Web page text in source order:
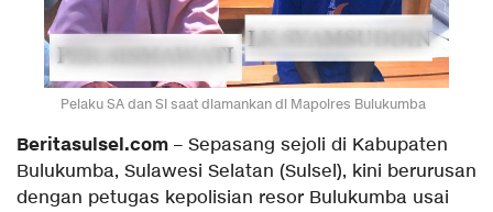
Pelaku SA dan SI saat diamankan di Mapolres Bulukumba
Beritasulsel.com – Sepasang sejoli di Kabupaten
Bulukumba, Sulawesi Selatan (Sulsel), kini berurusan
dengan petugas kepolisian resor Bulukumba usai